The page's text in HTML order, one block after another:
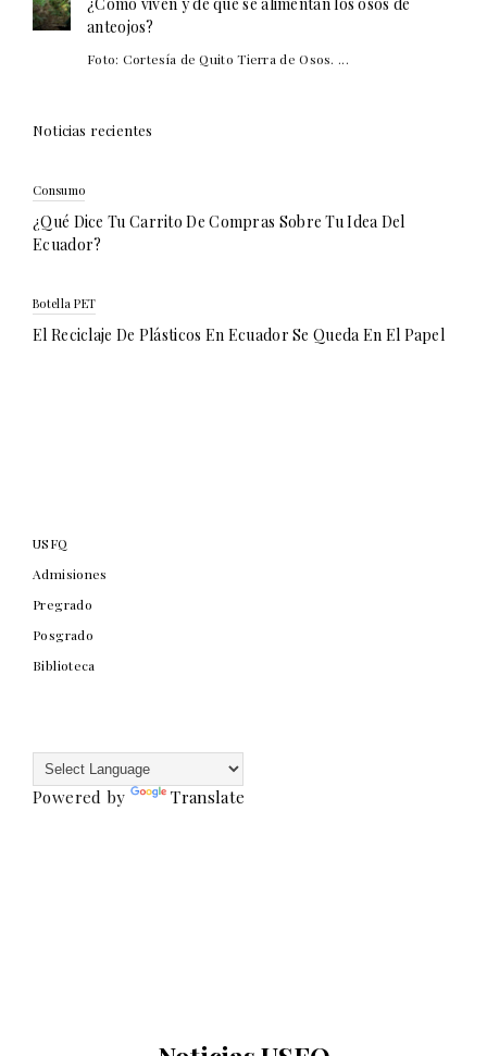
¿Cómo viven y de qué se alimentan los osos de
anteojos?
Foto: Cortesía de Quito Tierra de Osos. ...
Noticias recientes
Consumo
¿Qué Dice Tu Carrito De Compras Sobre Tu Idea Del
Ecuador?
Botella PET
El Reciclaje De Plásticos En Ecuador Se Queda En El Papel
USFQ
Admisiones
Pregrado
Posgrado
Biblioteca
Powered by Translate